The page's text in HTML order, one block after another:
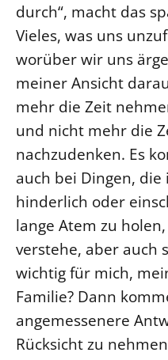
durch“, macht das
Vieles, was uns
worüber wir uns
meiner Ansicht
mehr die Zeit
und nicht mehr die
nachzudenken. Es
auch bei Dingen,
hinderlich oder
lange Atem zu
verstehe, aber auch
wichtig für mich,
Familie? Dann
angemessenere
Rücksicht zu